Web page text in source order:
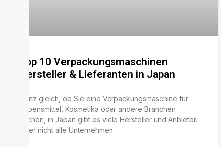
Top 10 Verpackungsmaschinen
Hersteller & Lieferanten in Japan
Ganz gleich, ob Sie eine Verpackungsmaschine für
Lebensmittel, Kosmetika oder andere Branchen
suchen, in Japan gibt es viele Hersteller und Anbieter.
Aber nicht alle Unternehmen